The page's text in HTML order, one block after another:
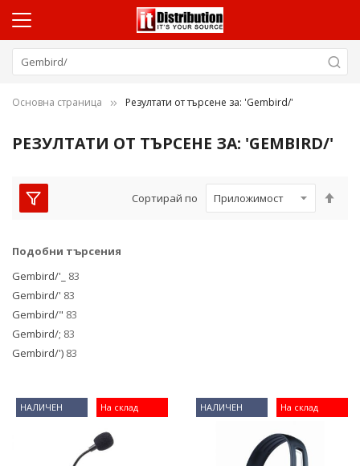
Основна страница Резултати от търсене за: 'Gembird/'
РЕЗУЛТАТИ ОТ ТЪРСЕНЕ ЗА: 'GEMBIRD/'
Сортирай по
Подобни търсения
Gembird/'_
83
Gembird/' 83
Gembird/" 83
Gembird/; 83
Gembird/') 83
На склад
НАЛИЧЕН На склад
НАЛИЧЕН